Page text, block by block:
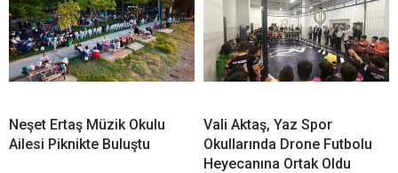
Neşet Ertaş Müzik Okulu
Ailesi Piknikte Buluştu
Vali Aktaş, Yaz Spor
Okullarında Drone Futbolu
Heyecanına Ortak Oldu